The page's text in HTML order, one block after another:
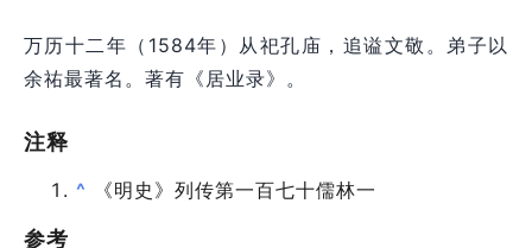
万历十二年（1584年）从祀孔庙，追谥文敬。弟子以
余祐最著名。著有《居业录》。
注释
^ 《明史》列传第一百七十儒林一
参考